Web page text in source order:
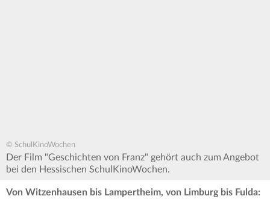
© SchulKinoWochen
Der Film "Geschichten von Franz" gehört auch zum Angebot
bei den Hessischen SchulKinoWochen.
Von Witzenhausen bis Lampertheim, von Limburg bis Fulda: